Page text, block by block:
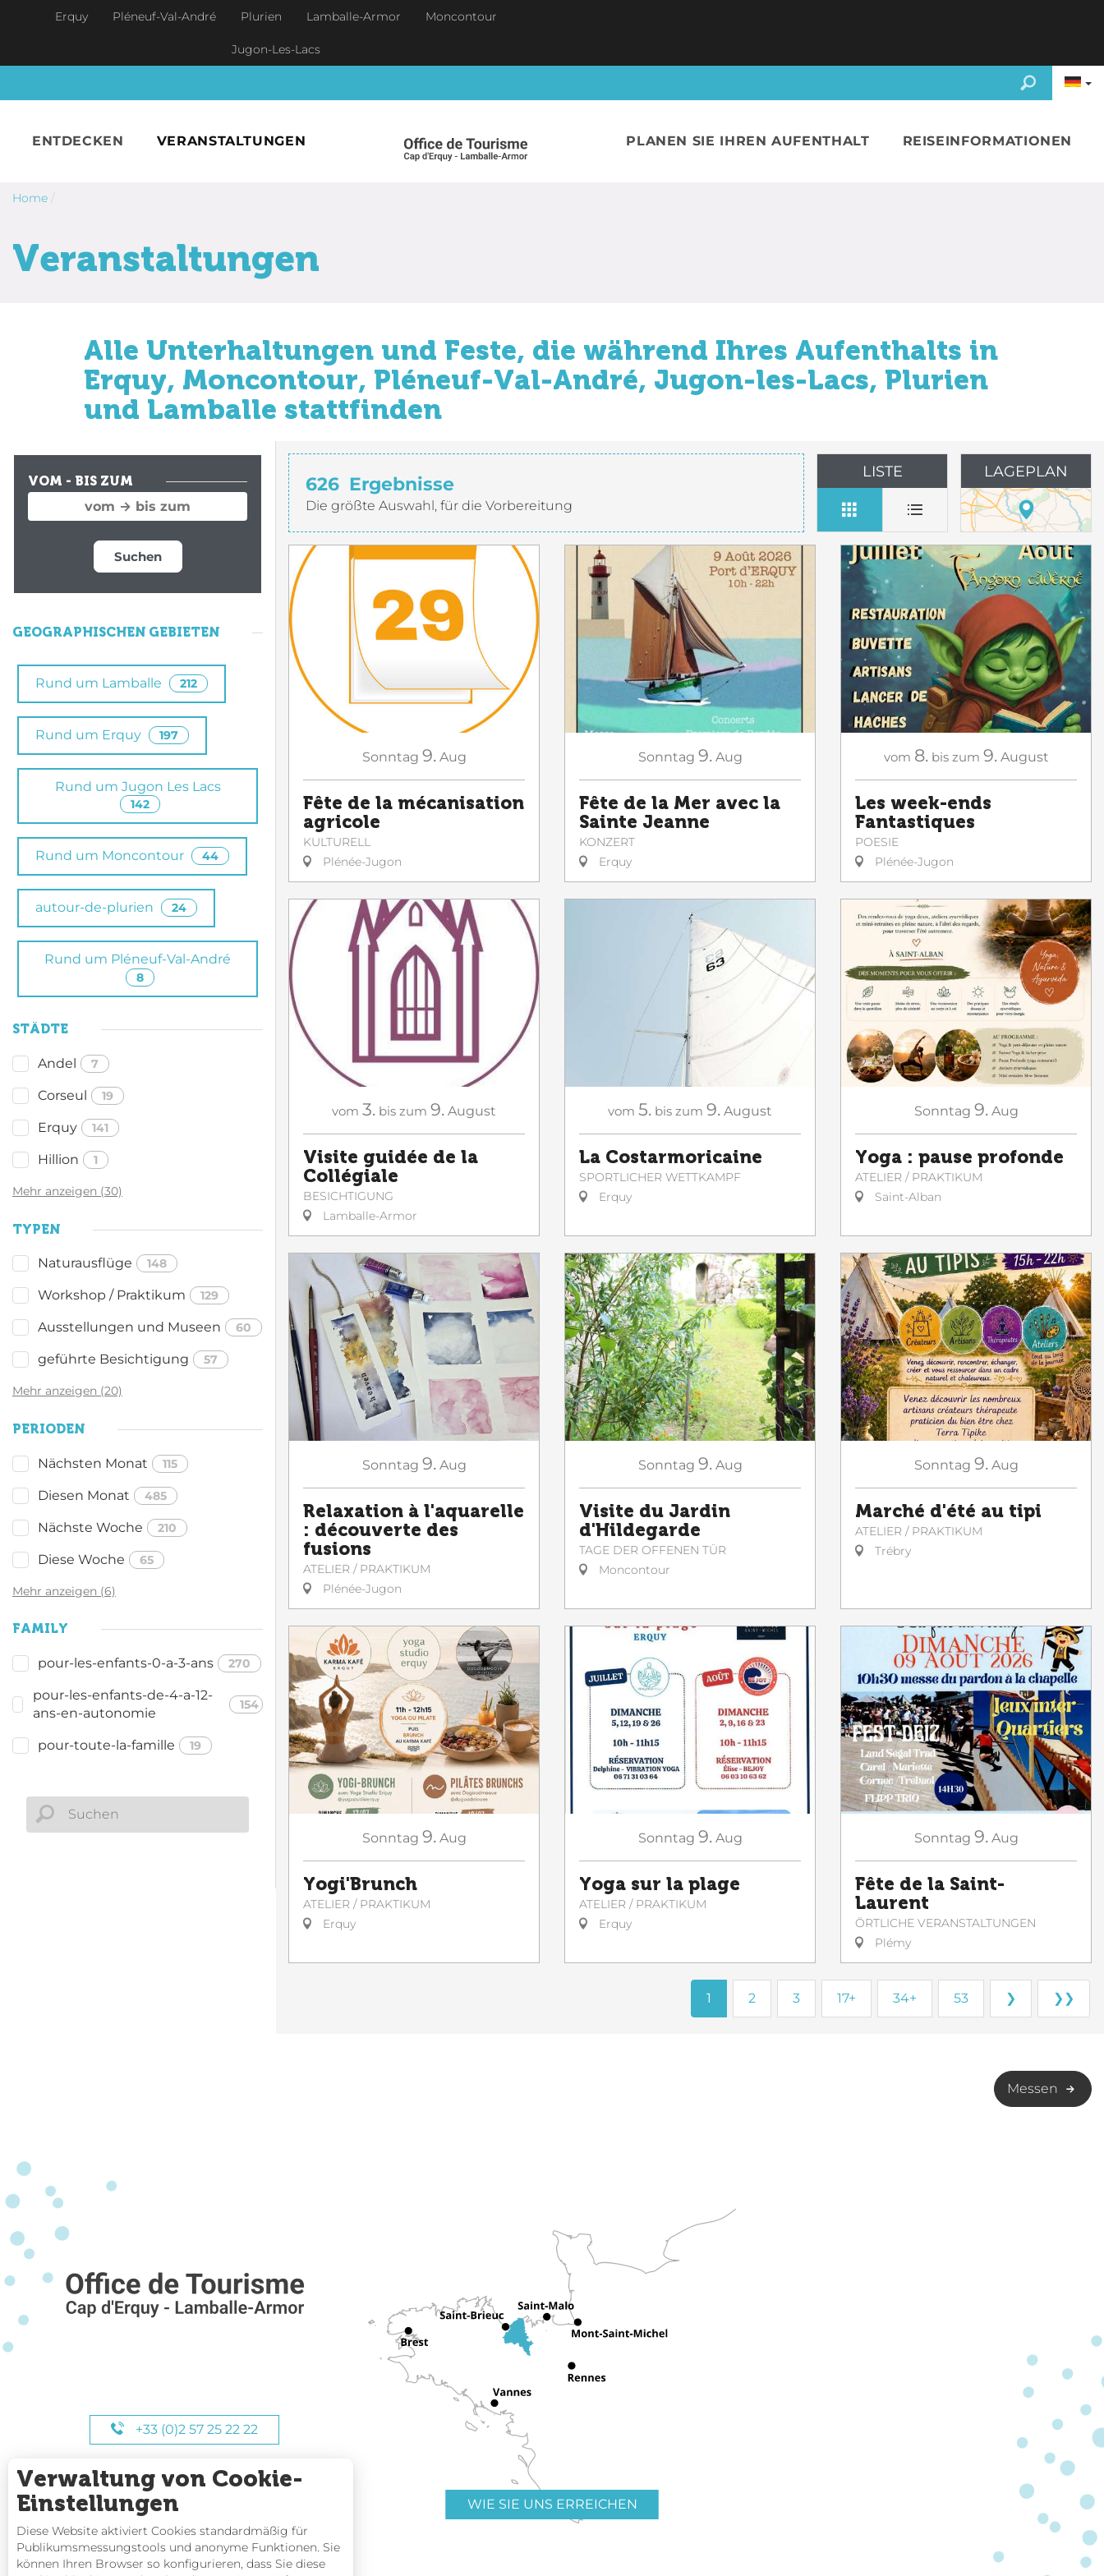
Skip to main content
Erquy Pléneuf-Val-André Plurien Lamballe-Armor Moncontour
Jugon-Les-Lacs
ENTDECKEN VERANSTALTUNGEN PLANEN SIE IHREN AUFENTHALT REISEINFORMATIONEN
Home /
Veranstaltungen
Alle Unterhaltungen und Feste, die während Ihres Aufenthalts in
Erquy, Moncontour, Pléneuf-Val-André, Jugon-les-Lacs, Plurien
und Lamballe stattfinden
VOM - BIS ZUM
Suchen
GEOGRAPHISCHEN GEBIETEN
Rund um Lamballe 212
Rund um Erquy 197
Rund um Jugon Les Lacs
142
Rund um Moncontour 44
autour-de-plurien 24
Rund um Pléneuf-Val-André
8
STÄDTE
Andel 7
Corseul 19
Erquy 141
Hillion 1
Mehr anzeigen (30)
TYPEN
Naturausflüge 148
Workshop / Praktikum 129
Ausstellungen und Museen 60
geführte Besichtigung 57
Mehr anzeigen (20)
PERIODEN
Nächsten Monat 115
Diesen Monat 485
Nächste Woche 210
Diese Woche 65
Mehr anzeigen (6)
FAMILY
pour-les-enfants-0-a-3-ans 270
pour-les-enfants-de-4-a-12-
ans-en-autonomie
154
pour-toute-la-famille 19
626 Ergebnisse
Die größte Auswahl, für die Vorbereitung
LISTE LAGEPLAN
Sonntag 9. Aug
Fête de la mécanisation
agricole
KULTURELL
Plénée-Jugon
Sonntag 9. Aug
Fête de la Mer avec la
Sainte Jeanne
KONZERT
Erquy
vom 8. bis zum 9. August
Les week-ends
Fantastiques
POESIE
Plénée-Jugon
vom 3. bis zum 9. August
Visite guidée de la
Collégiale
BESICHTIGUNG
Lamballe-Armor
vom 5. bis zum 9. August
La Costarmoricaine
SPORTLICHER WETTKAMPF
Erquy
Sonntag 9. Aug
Yoga : pause profonde
ATELIER / PRAKTIKUM
Saint-Alban
Sonntag 9. Aug
Relaxation à l'aquarelle
: découverte des
fusions
ATELIER / PRAKTIKUM
Plénée-Jugon
Sonntag 9. Aug
Visite du Jardin
d'Hildegarde
TAGE DER OFFENEN TÜR
Moncontour
Sonntag 9. Aug
Marché d'été au tipi
ATELIER / PRAKTIKUM
Trébry
Sonntag 9. Aug
Yogi'Brunch
ATELIER / PRAKTIKUM
Erquy
Sonntag 9. Aug
Yoga sur la plage
ATELIER / PRAKTIKUM
Erquy
Sonntag 9. Aug
Fête de la Saint-
Laurent
ÖRTLICHE VERANSTALTUNGEN
Plémy
1 2 3 17+ 34+ 53 ❯ ❯❯
Messen
+33 (0)2 57 25 22 22
UNSERE STUNDEN
WIE SIE UNS ERREICHEN
Verwaltung von Cookie-
Einstellungen
Diese Website aktiviert Cookies standardmäßig für
Publikumsmessungstools und anonyme Funktionen. Sie
können Ihren Browser so konfigurieren, dass Sie diese